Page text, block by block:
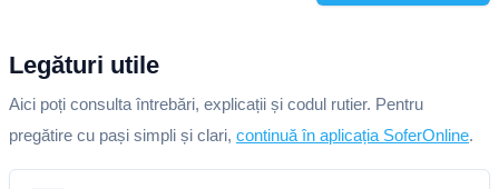
Legături utile
Aici poți consulta întrebări, explicații și codul rutier. Pentru
pregătire cu pași simpli și clari, continuă în aplicația SoferOnline.